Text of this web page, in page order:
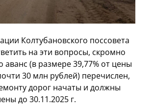
Колтубановского поссовета
на эти вопросы, скромно
аванс (в размере 39,77% от цены
30 млн рублей) перечислен,
дорог начаты и должны
до 30.11.2025 г.